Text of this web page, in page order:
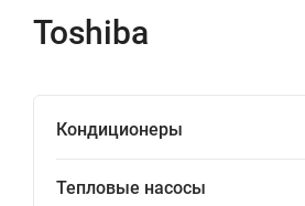
Toshiba
Кондиционеры
Тепловые насосы